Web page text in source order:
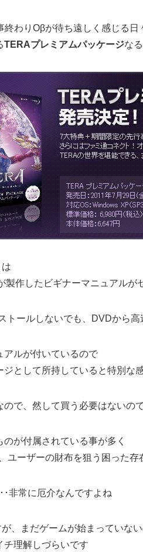
わりOβが待ち遠しく感じる日
TERAプレミアムパッケージな
製作したビギナーマニュアル
トールしないでも、DVDから
アルが付いているので
として所持していると特別な
で、然して買う必要はないの
が付属されている事が多く
ユーザーの財布を狙う困った存
･非常に厄介なんですよね
、まだゲームが始まっていな
チ理解しづらいです